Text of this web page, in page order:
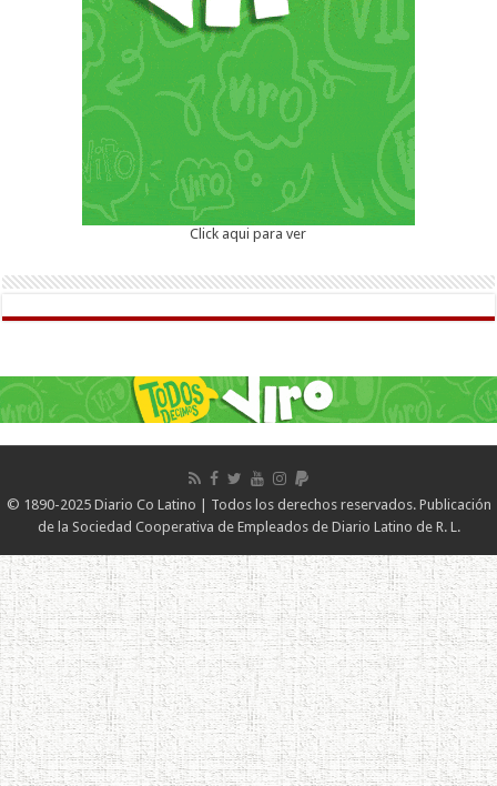
Click aqui para ver
© 1890-2025 Diario Co Latino | Todos los derechos reservados. Publicación
de la Sociedad Cooperativa de Empleados de Diario Latino de R. L.